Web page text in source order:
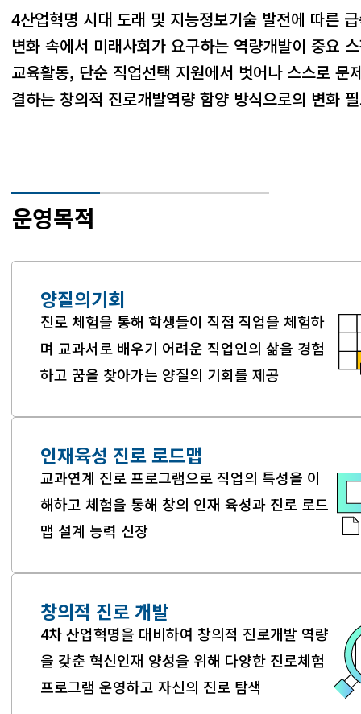
4산업혁명 시대 도래 및 지능정보기술 발전에 따른
변화 속에서 미래사회가 요구하는 역량개발이 중요
교육활동, 단순 직업선택 지원에서 벗어나 스스로 문
결하는 창의적 진로개발역량 함양 방식으로의 변화
운영목적
양질의기회
진로 체험을 통해 학생들이 직접 직업을 체험하
며 교과서로 배우기 어려운 직업인의 삶을 경험
하고 꿈을 찾아가는 양질의 기회를 제공
인재육성 진로 로드맵
교과연계 진로 프로그램으로 직업의 특성을 이
해하고 체험을 통해 창의 인재 육성과 진로 로드
맵 설계 능력 신장
창의적 진로 개발
4차 산업혁명을 대비하여 창의적 진로개발 역량
을 갖춘 혁신인재 양성을 위해 다양한 진로체험
프로그램 운영하고 자신의 진로 탐색